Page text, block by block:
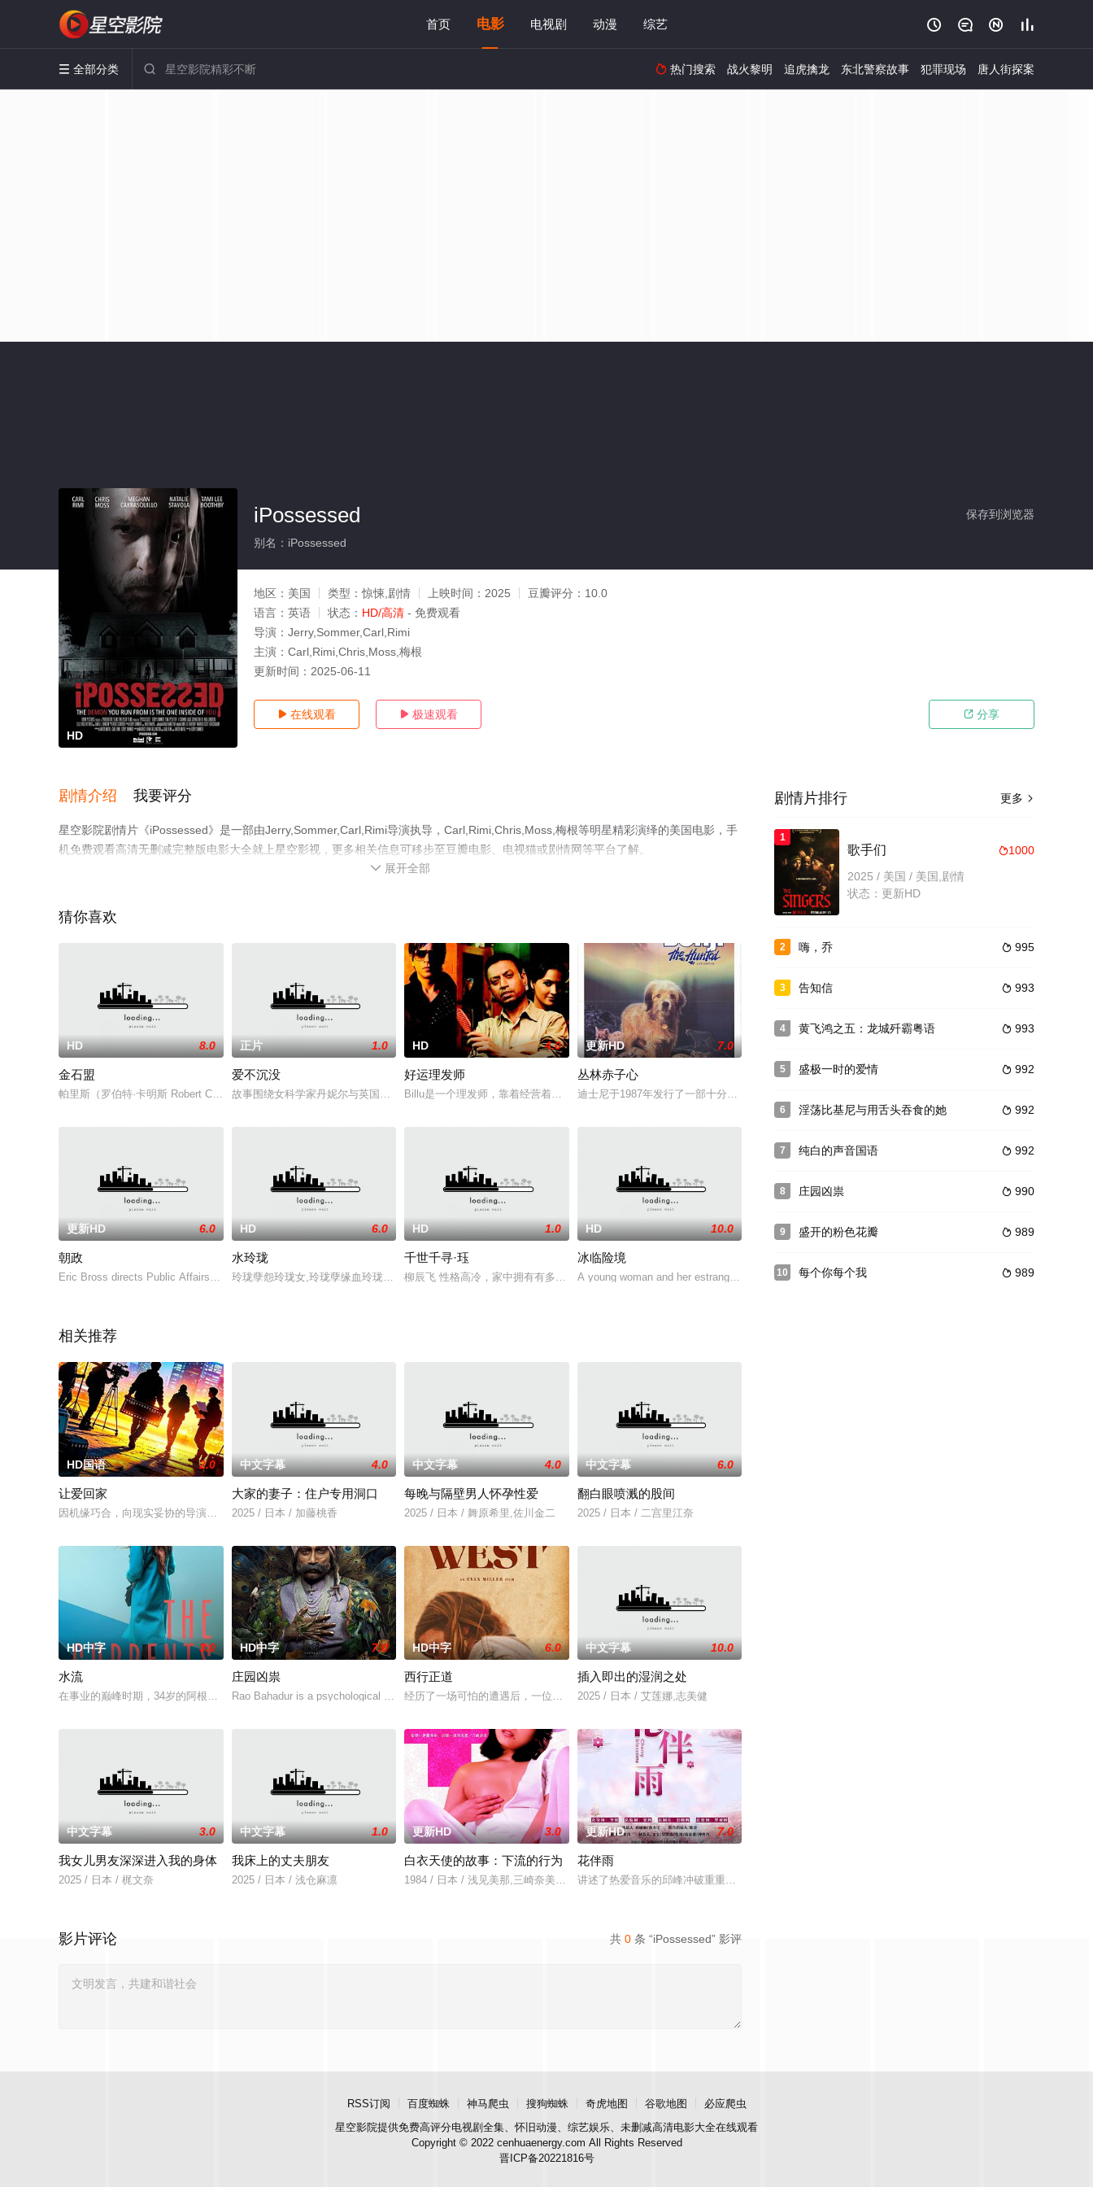
首页 电影 电视剧 动漫 综艺    
 全部分类   热门搜索 战火黎明 追虎擒龙 东北警察故事 犯罪现场 唐人街探案
HD
保存到浏览器
iPossessed
别名：iPossessed
地区： 美国 类型：惊悚,剧情 上映时间： 2025 豆瓣评分： 10.0
语言： 英语 状态： HD/高清 - 免费观看
导演： Jerry,Sommer,Carl,Rimi
主演： Carl,Rimi,Chris,Moss,梅根
更新时间： 2025-06-11
 在线观看  极速观看  分享
剧情介绍 我要评分
星空影院剧情片《iPossessed》是一部由Jerry,Sommer,Carl,Rimi导演执导，Carl,Rimi,Chris,Moss,梅根等明星精彩演绎的美国电影，手
机免费观看高清无删减完整版电影大全就上星空影视，更多相关信息可移步至豆瓣电影、电视猫或剧情网等平台了解。
 展开全部
猜你喜欢
HD 8.0
金石盟
帕里斯（罗伯特·卡明斯 Robert Cummings 饰）和德雷克（罗纳德·里根 Ronald Reagan 饰）是青梅竹马的玩伴，虽然
正片 1.0
爱不沉没
故事围绕女科学家丹妮尔与英国商人詹姆斯的爱情故事展开。詹姆斯因被伊斯兰圣战分子囚禁，与丹妮尔远隔千里，两人的爱情面临生与死的考验。
HD 4.0
好运理发师
Billu是一个理发师，靠着经营着一家理发店维持生计，因为店里设备老旧，发式落后赶不上潮流，在对面的时尚Madan理发店的挤压下，生意很是
更新HD 7.0
丛林赤子心
迪士尼于1987年发行了一部十分特別的电影，全片几乎都是由动物所主演，片名是《丛林赤子心》（Benji the
更新HD 6.0
朝政
Eric Bross directs Public Affairs from a screenplay by Tom Cudworth a
HD 6.0
水玲珑
玲珑孽怨玲珑女,玲珑孽缘血玲珑,玲珑小,小玲珑,一条船玉玲珑,玉玲珑咖啡酒轩,天敏视玲珑。 漂亮女戏班主不满恶霸当场调戏、欺凌，率领戏班展
HD 1.0
千世千寻·珏
柳辰飞 性格高冷，家中拥有有多个公司和一所大学， 但他受过高等教育，积极上进，心地善良！在他的公司招聘会上与其梦中女孩，擦肩而过 ……
HD 10.0
冰临险境
A young woman and her estranged father fight to survive after being s
相关推荐
HD国语 2.0
让爱回家
因机缘巧合，向现实妥协的导演朱达仁萌生拍一部《河南人在北京》电影的念头，在说服主编姚松、老乡韩战、二房东杨小强加入后，一路曲折式“开挂”。
中文字幕 4.0
大家的妻子：住户专用洞口
2025 / 日本 / 加藤桃香
中文字幕 4.0
每晚与隔壁男人怀孕性爱
2025 / 日本 / 舞原希里,佐川金二
中文字幕 6.0
翻白眼喷溅的股间
2025 / 日本 / 二宫里江奈
HD中字 3.0
水流
在事业的巅峰时期，34岁的阿根廷造型师丽娜在瑞士的一场颁奖典礼后，被一种突如其来的冲动驱使。回到布宜诺斯艾利斯后，她什么也没说，但她内心深
HD中字 7.0
庄园凶祟
Rao Bahadur is a psychological drama set against the backdrop of a fa
HD中字 6.0
西行正道
经历了一场可怕的遭遇后，一位小镇女子向疏远的哥哥借了钱，独自一人踏上穿越西德克萨斯州的旅程，寻求紧急医疗救助。一路上，她既遭遇了
中文字幕 10.0
插入即出的湿润之处
2025 / 日本 / 艾莲娜,志美健
中文字幕 3.0
我女儿男友深深进入我的身体
2025 / 日本 / 梶文奈
中文字幕 1.0
我床上的丈夫朋友
2025 / 日本 / 浅仓麻凛
更新HD 3.0
白衣天使的故事：下流的行为
1984 / 日本 / 浅见美那,三崎奈美,深見博,野上祐二
更新HD 7.0
花伴雨
讲述了热爱音乐的邱峰冲破重重阻力，克服种种困难，组建乐队追求自己的音乐梦想，并走出了困住他的亲情
共 0 条 “iPossessed” 影评
影片评论
更多 
剧情片排行
1
1000
歌手们
2025 / 美国 / 美国,剧情
状态：更新HD
2  995
嗨，乔
3  993
告知信
4  993
黄飞鸿之五：龙城歼霸粤语
5  992
盛极一时的爱情
6  992
淫荡比基尼与用舌头吞食的她
7  992
纯白的声音国语
8  990
庄园凶祟
9  989
盛开的粉色花瓣
10  989
每个你每个我
RSS订阅 百度蜘蛛 神马爬虫 搜狗蜘蛛 奇虎地图 谷歌地图
必应爬虫
星空影院提供免费高评分电视剧全集、怀旧动漫、综艺娱乐、未删减高清电影大全在线观看
Copyright © 2022 cenhuaenergy.com All Rights Reserved
晋ICP备20221816号